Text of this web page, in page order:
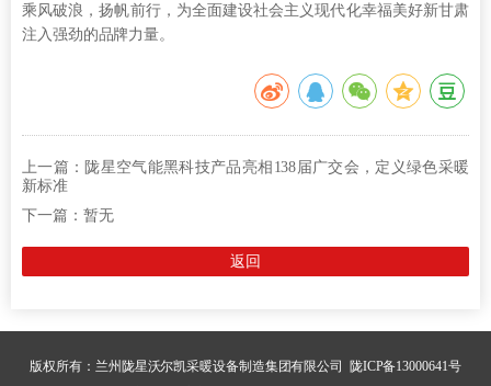
乘风破浪，扬帆前行，为全面建设社会主义现代化幸福美好新甘肃
注入强劲的品牌力量。
上一篇： 陇星空气能黑科技产品亮相138届广交会，定义绿色采暖
新标准
下一篇： 暂无
返回
版权所有：兰州陇星沃尔凯采暖设备制造集团有限公司 陇ICP备13000641号